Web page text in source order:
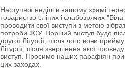
Наступної неділі в нашому храмі
товариство сліпих і слабозрячих
проводити свої виступи з метою
потреби ЗСУ. Перший виступ буде
другої Літургії, після чого вони
Літургії, після звершення якої
виступ. Просимо наших парафіян
цих заходах.